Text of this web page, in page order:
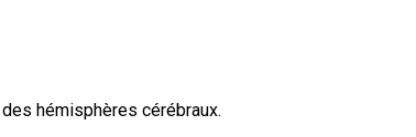
hémisphères cérébraux.